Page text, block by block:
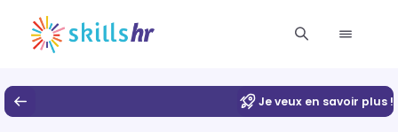
Je veux en savoir plus !